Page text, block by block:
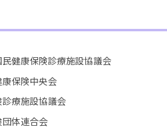
健康保険診療施設協議会
保険中央会
療施設協議会
体連合会